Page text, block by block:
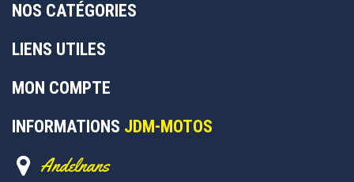
NOS CATÉGORIES
LIENS UTILES
MON COMPTE
INFORMATIONS JDM-MOTOS
Andelnans